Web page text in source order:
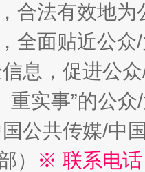
今
合法有效地
全面贴近公
息，促进公
重实事”的公
公共传媒/中
）
※ 联系电